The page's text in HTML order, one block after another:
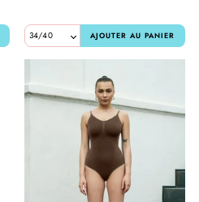
AJOUTER AU PANIER